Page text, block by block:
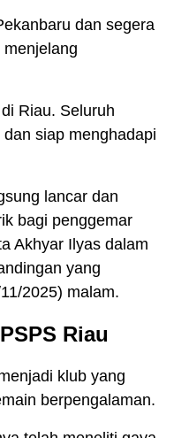
dan segera
Riau. Seluruh
siap menghadapi
lancar dan
bagi penggemar
Akhyar Ilyas dalam
yang
2025) malam.
Riau
klub yang
berpengalaman.